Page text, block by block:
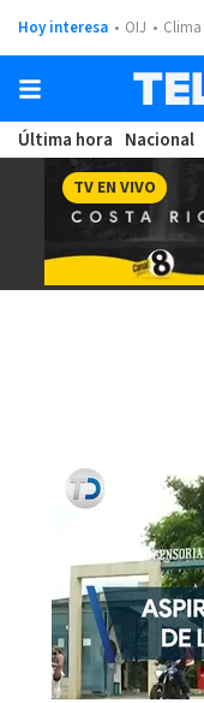
Hoy interesa OIJ Clima
Última hora Nacional
TV EN VIVO